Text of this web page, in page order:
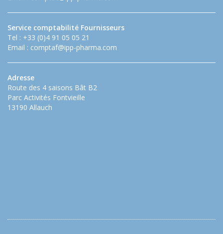
Service comptabilité Fournisseurs
Tel : +33 (0)4 91 05 05 21
Email : comptaf@ipp-pharma.com
Adresse
Route des 4 saisons Bât B2
Parc Activités Fontvieille
13190 Allauch